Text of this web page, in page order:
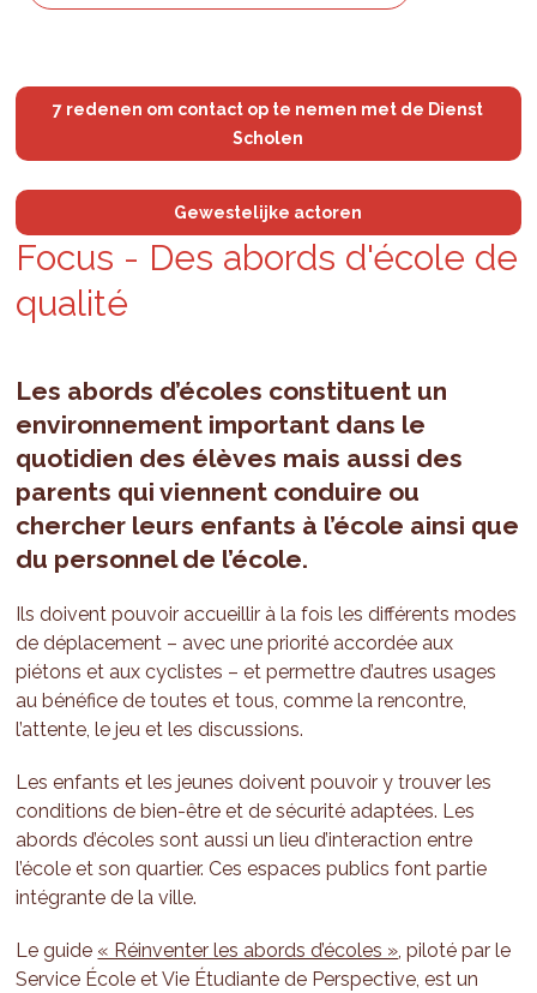
7 redenen om contact op te nemen met de Dienst
Scholen
Gewestelijke actoren
Focus - Des abords d'école de
qualité
Les abords d’écoles constituent un
environnement important dans le
quotidien des élèves mais aussi des
parents qui viennent conduire ou
chercher leurs enfants à l’école ainsi que
du personnel de l’école.
Ils doivent pouvoir accueillir à la fois les différents modes
de déplacement – avec une priorité accordée aux
piétons et aux cyclistes – et permettre d’autres usages
au bénéfice de toutes et tous, comme la rencontre,
l’attente, le jeu et les discussions.
Les enfants et les jeunes doivent pouvoir y trouver les
conditions de bien-être et de sécurité adaptées. Les
abords d’écoles sont aussi un lieu d’interaction entre
l’école et son quartier. Ces espaces publics font partie
intégrante de la ville.
Le guide « Réinventer les abords d’écoles », piloté par le
Service École et Vie Étudiante de Perspective, est un